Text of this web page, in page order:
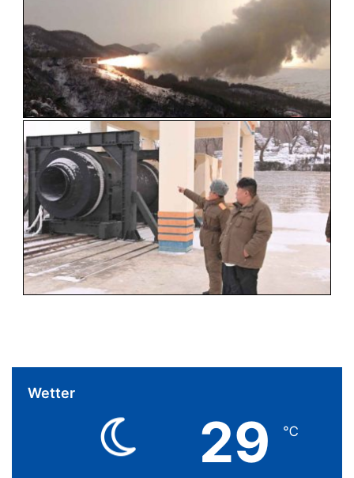
Wetter
29 ℃